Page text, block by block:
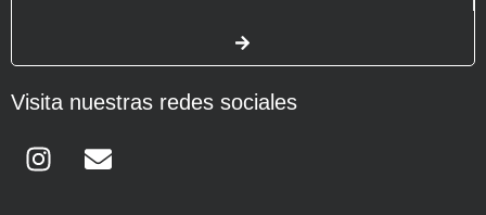
Visita nuestras redes sociales
InstagramEnvelope